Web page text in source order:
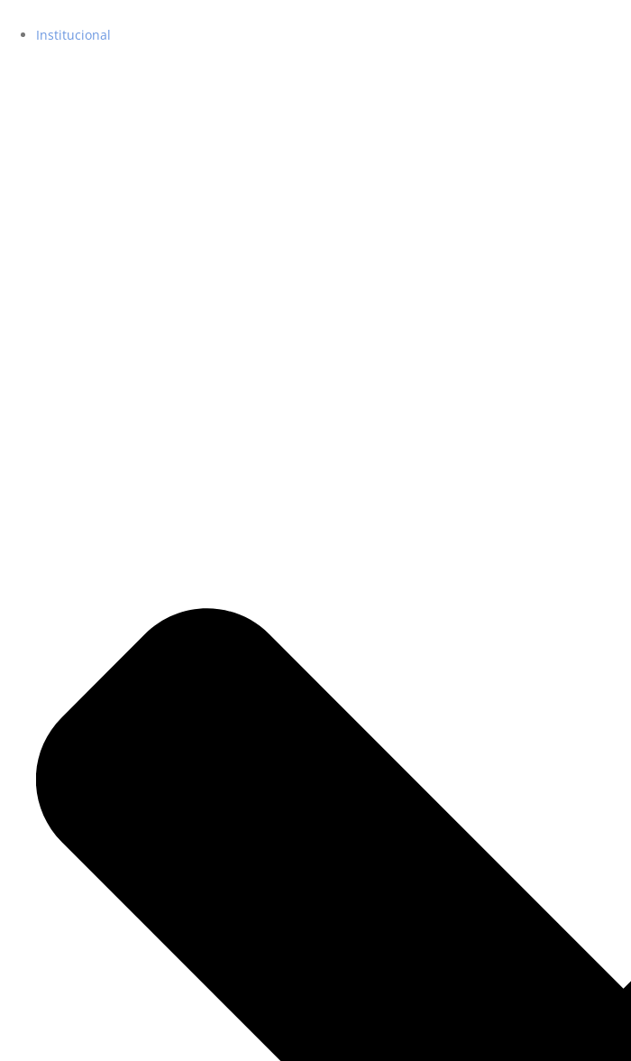
Institucional